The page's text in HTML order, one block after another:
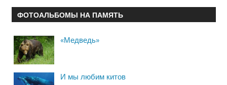
ФОТОАЛЬБОМЫ НА ПАМЯТЬ
«Медведь»
И мы любим китов